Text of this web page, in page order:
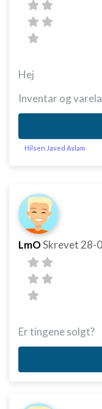
Hej
Inventar og
Hilsen Javed Aslam
LmOSkrevet 28-
Er tingene solgt?